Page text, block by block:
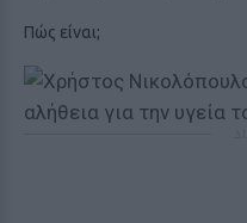
Πώς είναι;